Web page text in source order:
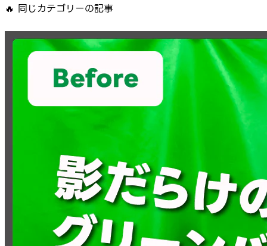
🔥 同じカテゴリーの記事